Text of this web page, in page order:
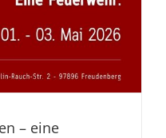
– eine